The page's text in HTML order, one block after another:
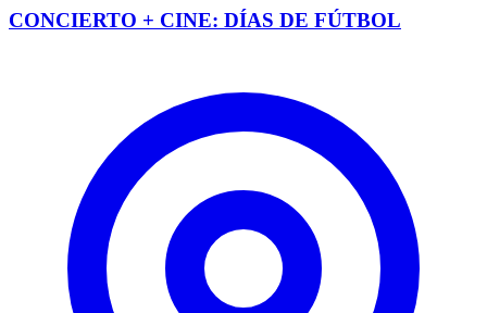
CONCIERTO + CINE: DÍAS DE FÚTBOL